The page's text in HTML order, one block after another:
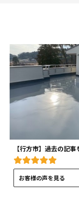
お客様の声を見る